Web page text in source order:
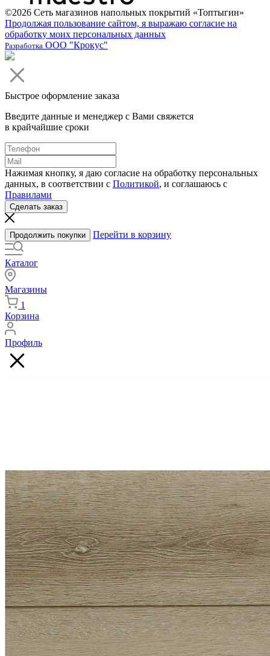
©2026 Сеть магазинов напольных покрытий «Топтыгин»
Продолжая пользование сайтом, я выражаю согласие на
обработку моих персональных данных
Разработка ООО "Крокус"
Быстрое оформление заказа
Введите данные и менеджер с Вами свяжется
в крайчайшие сроки
Нажимая кнопку, я даю согласие на обработку персональных
данных, в соответствии с Политикой, и соглашаюсь с
Правилами
Сделать заказ
Продолжить покупки Перейти в корзину
Каталог
Магазины
1
Корзина
Профиль